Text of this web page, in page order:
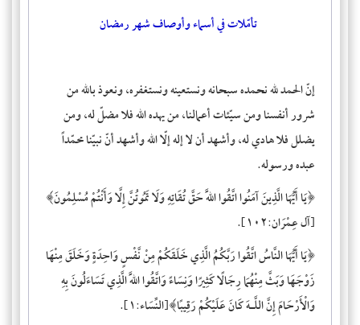
تأمّلات في أسماء وأوصاف شهر رمضان
إنّ الحمد لله نحمده سبحانه ونستعينه ونستغفره، ونعوذ بالله من
شرور أنفسنا ومن سيّئات أعمالنا، من يهده الله فلا مضلّ له، ومن
يضلل فلا هادي له، وأشهد أن لا إله إلّا الله وأشهد أنّ نبيّنا محمّداً
عبده ورسوله.
﴿يَا أَيُّهَا الَّذِينَ آمَنُوا اتَّقُوا اللَّهَ حَقَّ تُقَاتِهِ وَلَا تَمُوتُنَّ إِلَّا وَأَنْتُمْ مُسْلِمُونَ﴾
[آل عِمْرَان:١٠٢].
﴿يَا أَيُّهَا النَّاسُ اتَّقُوا رَبَّكُمُ الَّذِي خَلَقَكُمْ مِنْ نَّفْسٍ وَاحِدَةٍ وَخَلَقَ مِنْهَا
زَوْجَهَا وَبَثَّ مِنْهُمَا رِجَالًا كَثِيرًا وَنِسَاءً وَاتَّقُوا اللَّهَ الَّذِي تَسَاءَلُونَ بِهِ
وَالْأَرْحَامَ إِنَّ اللَّـهَ كَانَ عَلَيْكُمْ رَقِيبًا﴾[النِّسَاء:١].